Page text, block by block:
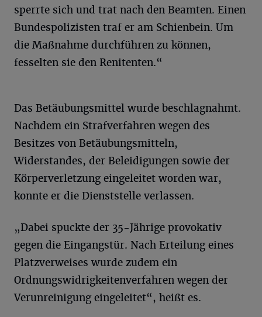
sperrte sich und trat nach den Beamten. Einen
Bundespolizisten traf er am Schienbein. Um
die Maßnahme durchführen zu können,
fesselten sie den Renitenten.“
Das Betäubungsmittel wurde beschlagnahmt.
Nachdem ein Strafverfahren wegen des
Besitzes von Betäubungsmitteln,
Widerstandes, der Beleidigungen sowie der
Körperverletzung eingeleitet worden war,
konnte er die Dienststelle verlassen.
„Dabei spuckte der 35-Jährige provokativ
gegen die Eingangstür. Nach Erteilung eines
Platzverweises wurde zudem ein
Ordnungswidrigkeitenverfahren wegen der
Verunreinigung eingeleitet“, heißt es.